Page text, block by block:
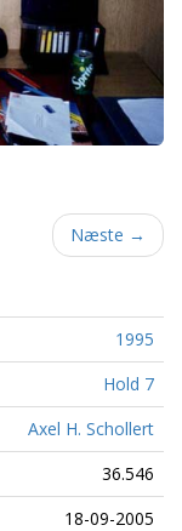
Næste →
1995
Hold 7
Axel H. Schollert
36.546
18-09-2005